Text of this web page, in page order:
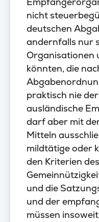
nicht
deutschen
andernfalls nur
Organisationen
könnten, die
praktisch nie
ausländische
darf aber mit
Mitteln
mildtätige oder
den Kriterien
und die
und der
müssen